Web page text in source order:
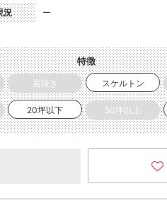
況 ー
特徴
居抜き スケルトン
20坪以下 50坪以上